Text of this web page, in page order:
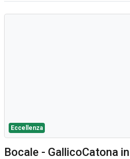
Eccellenza
Bocale - GallicoCatona